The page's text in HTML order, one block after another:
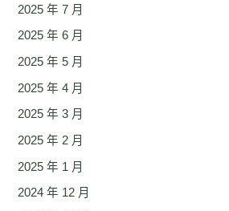
2025 年 7 月
2025 年 6 月
2025 年 5 月
2025 年 4 月
2025 年 3 月
2025 年 2 月
2025 年 1 月
2024 年 12 月